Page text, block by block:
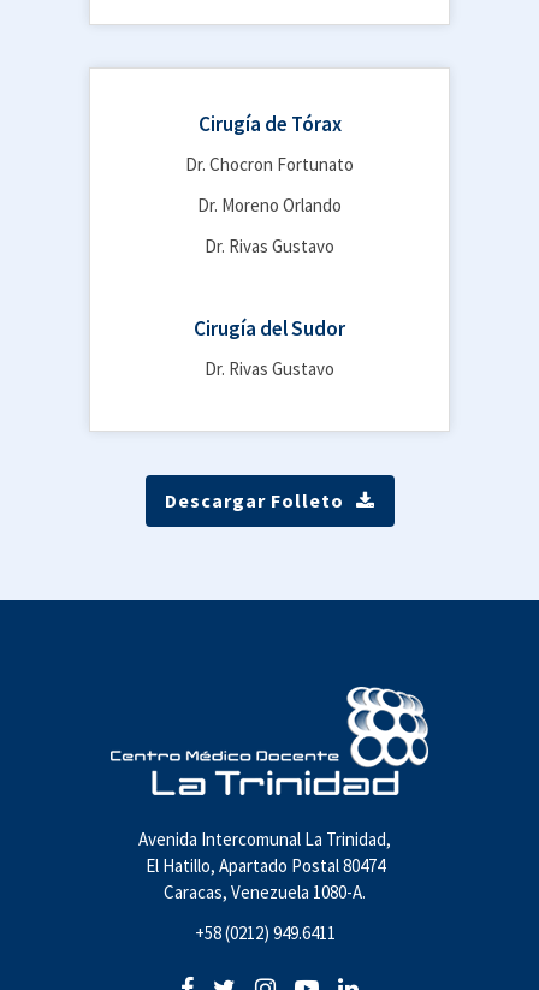
Cirugía de Tórax
Dr. Chocron Fortunato
Dr. Moreno Orlando
Dr. Rivas Gustavo
Cirugía del Sudor
Dr. Rivas Gustavo
Descargar Folleto
Avenida Intercomunal La Trinidad,
El Hatillo, Apartado Postal 80474
Caracas, Venezuela 1080-A.
+58 (0212) 949.6411